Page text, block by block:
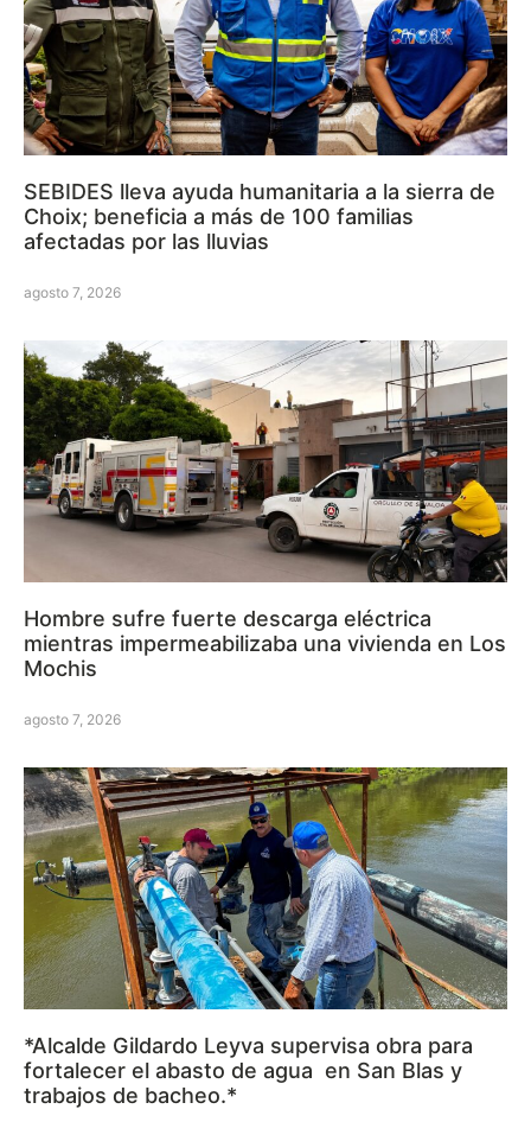
SEBIDES lleva ayuda humanitaria a la sierra de
Choix; beneficia a más de 100 familias
afectadas por las lluvias
agosto 7, 2026
Hombre sufre fuerte descarga eléctrica
mientras impermeabilizaba una vivienda en Los
Mochis
agosto 7, 2026
*Alcalde Gildardo Leyva supervisa obra para
fortalecer el abasto de agua en San Blas y
trabajos de bacheo.*